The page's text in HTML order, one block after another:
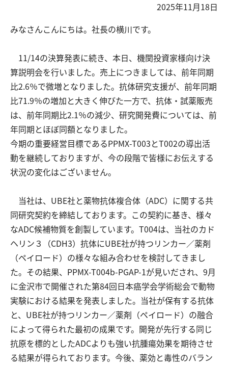
2025年11月18日
みなさんこんにちは。社長の横川です。
11/14の決算発表に続き、本日、機関投資家様向け決
算説明会を行いました。売上につきましては、前年同期
比2.6％で微増となりました。抗体研究支援が、前年同期
比71.9％の増加と大きく伸びた一方で、抗体・試薬販売
は、前年同期比2.1％の減少、研究開発費については、前
年同期とほぼ同額となりました。
今期の重要経営目標であるPPMX-T003とT002の導出活
動を継続しておりますが、今の段階で皆様にお伝えする
状況の変化はございません。
当社は、UBE社と薬物抗体複合体（ADC）に関する共
同研究契約を締結しております。この契約に基き、様々
なADC候補物質を創製しています。T004は、当社のカド
ヘリン３（CDH3）抗体にUBE社が持つリンカー／薬剤
（ペイロード）の様々な組み合わせを検討してきまし
た。その結果、PPMX-T004b-PGAP-1が見いだされ、9月
に金沢市で開催された第84回日本癌学会学術総会で動物
実験における結果を発表しました。当社が保有する抗体
と、UBE社が持つリンカー／薬剤（ペイロード）の融合
によって得られた最初の成果です。開発が先行する同じ
抗原を標的としたADCよりも強い抗腫瘍効果を期待させ
る結果が得られております。今後、薬効と毒性のバラン